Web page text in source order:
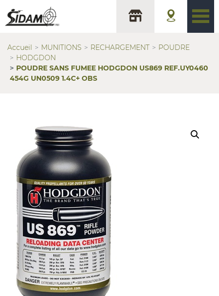
Accueil MUNITIONS RECHARGEMENT
POUDRE
HODGDON
POUDRE SANS FUMEE HODGDON US869 REF.UY0460
454G UN0509 1.4C+ OBS